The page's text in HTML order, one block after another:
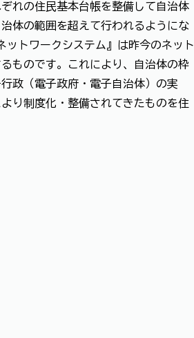
れの住民基本台帳を整備して自治体
体の範囲を超えて行われるようにな
ットワークシステム』は昨今のネット
ものです。これにより、自治体の枠
政（電子政府・電子自治体）の実
り制度化・整備されてきたものを住